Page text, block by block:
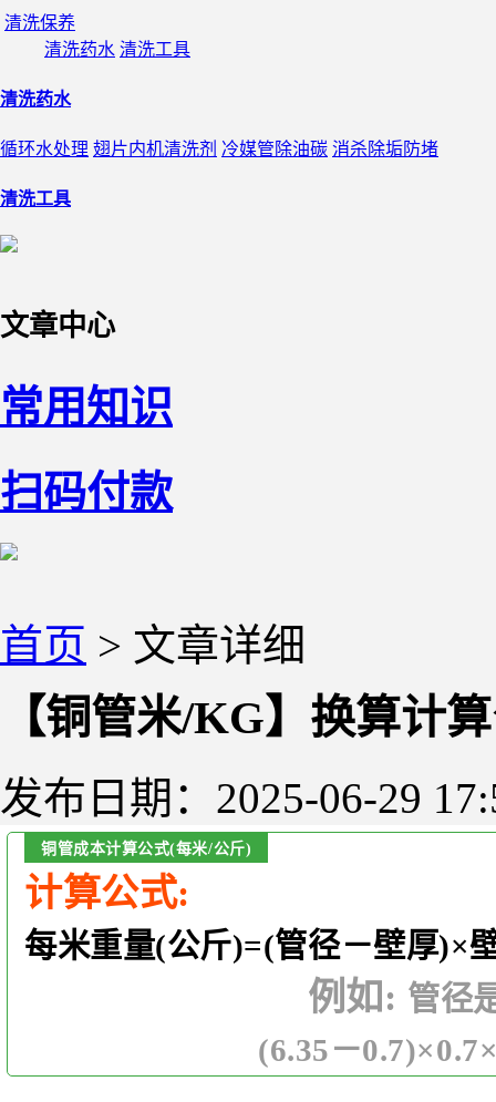
清洗保养
清洗药水 清洗工具
清洗药水
循环水处理 翅片内机清洗剂 冷媒管除油碳 消杀除垢防堵
清洗工具
文章中心
常用知识
扫码付款
首页 > 文章详细
【铜管米/KG】换算计
发布日期： 2025-06-29
铜管成本计算公式(每米/公斤)
计算公式:
每米重量(公斤)=(管径－壁厚)×
例如: 管径
(6.35－0.7)×0.7